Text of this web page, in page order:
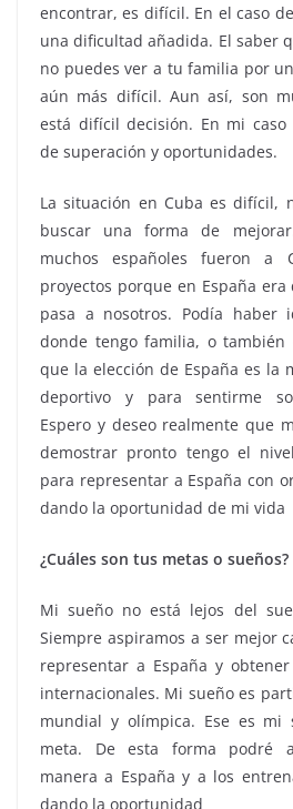
encontrar, es difícil. En el caso
una dificultad añadida. El saber
no puedes ver a tu familia por
aún más difícil. Aun así, son
está difícil decisión. En mi caso
de superación y oportunidades.
La situación en Cuba es difícil,
buscar una forma de
muchos españoles fueron a
proyectos porque en España
pasa a nosotros. Podía haber
donde tengo familia, o también
que la elección de España es la
deportivo y para sentirme
Espero y deseo realmente que
demostrar pronto tengo el
para representar a España con
dando la oportunidad de mi vida
¿Cuáles son tus metas o sueños?
Mi sueño no está lejos del
Siempre aspiramos a ser mejor
representar a España y
internacionales. Mi sueño es
mundial y olímpica. Ese es mi
meta. De esta forma podré
manera a España y a los
dando la oportunidad